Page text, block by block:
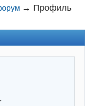
→ Профиль